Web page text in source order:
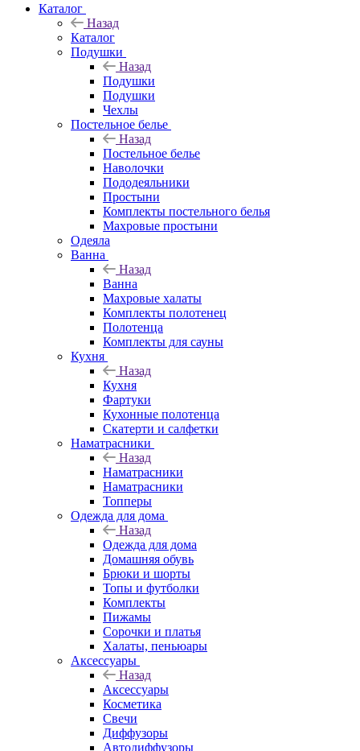
Каталог
Назад
Каталог
Подушки
Назад
Подушки
Подушки
Чехлы
Постельное белье
Назад
Постельное белье
Наволочки
Пододеяльники
Простыни
Комплекты постельного белья
Махровые простыни
Одеяла
Ванна
Назад
Ванна
Махровые халаты
Комплекты полотенец
Полотенца
Комплекты для сауны
Кухня
Назад
Кухня
Фартуки
Кухонные полотенца
Скатерти и салфетки
Наматрасники
Назад
Наматрасники
Наматрасники
Топперы
Одежда для дома
Назад
Одежда для дома
Домашняя обувь
Брюки и шорты
Топы и футболки
Комплекты
Пижамы
Сорочки и платья
Халаты, пеньюары
Аксессуары
Назад
Аксессуары
Косметика
Свечи
Диффузоры
Автодиффузоры